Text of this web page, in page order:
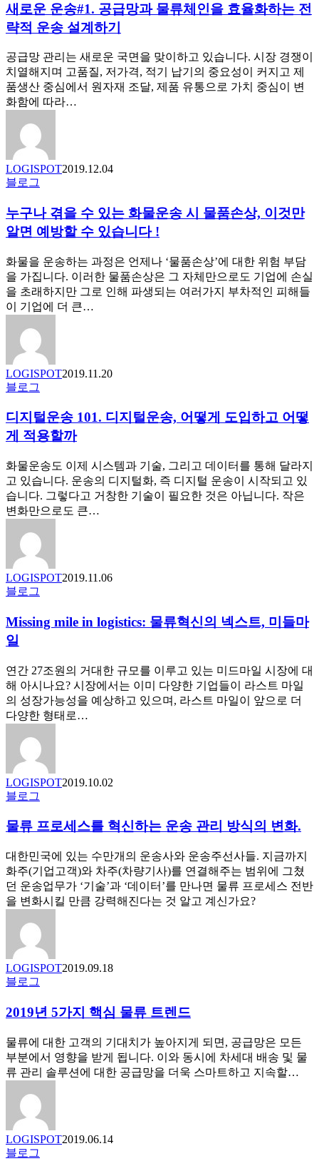
운
운
송
#1.
공
급
망
과
체
인
을
율
화
는
전
략
적
계
하
기
새로운 운송#1. 공급망과 물류체인을 효율화하는 전
략적 운송 설계하기
공급망 관리는 새로운 국면을 맞이하고 있습니다. 시장 경쟁이
치열해지며 고품질, 저가격, 적기 납기의 중요성이 커지고 제
품생산 중심에서 원자재 조달, 제품 유통으로 가치 중심이 변
화함에 따라…
LOGISPOT2019.12.04
누
나
겪
을
수
있
는
화
물
시
물
품
상,
이
만
알
면
예
있
습
다
!
블로그
누구나 겪을 수 있는 화물운송 시 물품손상, 이것만
알면 예방할 수 있습니다 !
화물을 운송하는 과정은 언제나 ‘물품손상’에 대한 위험 부담
을 가집니다. 이러한 물품손상은 그 자체만으로도 기업에 손실
을 초래하지만 그로 인해 파생되는 여러가지 부차적인 피해들
이 기업에 더 큰…
LOGISPOT2019.11.20
디
털
운
송
101.
디
지
털
운
떻
게
도
하
고
떻
게
적
용
블로그
디지털운송 101. 디지털운송, 어떻게 도입하고 어떻
게 적용할까
화물운송도 이제 시스템과 기술, 그리고 데이터를 통해 달라지
고 있습니다. 운송의 디지털화, 즉 디지털 운송이 시작되고 있
습니다. 그렇다고 거창한 기술이 필요한 것은 아닙니다. 작은
변화만으로도 큰…
LOGISPOT2019.11.06
Missing
in
logistics:
물
혁
신
의
넥
들
마
블로그
Missing mile in logistics: 물류혁신의 넥스트, 미들마
일
연간 27조원의 거대한 규모를 이루고 있는 미드마일 시장에 대
해 아시나요? 시장에서는 이미 다양한 기업들이 라스트 마일
의 성장가능성을 예상하고 있으며, 라스트 마일이 앞으로 더
다양한 형태로…
LOGISPOT2019.10.02
물
프
세
스
를
혁
운
송
관
리
방
식
의
변
화.
블로그
물류 프로세스를 혁신하는 운송 관리 방식의 변화.
대한민국에 있는 수만개의 운송사와 운송주선사들. 지금까지
화주(기업고객)와 차주(차량기사)를 연결해주는 범위에 그쳤
던 운송업무가 ‘기술’과 ‘데이터’를 만나면 물류 프로세스 전반
을 변화시킬 만큼 강력해진다는 것 알고 계신가요?
LOGISPOT2019.09.18
2019
5
가
지
핵
심
물
렌
드
블로그
2019년 5가지 핵심 물류 트렌드
물류에 대한 고객의 기대치가 높아지게 되면, 공급망은 모든
부분에서 영향을 받게 됩니다. 이와 동시에 차세대 배송 및 물
류 관리 솔루션에 대한 공급망을 더욱 스마트하고 지속할…
LOGISPOT2019.06.14
“Digital
블로그